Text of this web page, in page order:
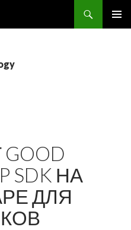
SDK НА
ДЛЯ